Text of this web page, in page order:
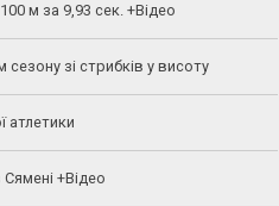
м за 9,93 сек. +Відео
зі стрибків у висоту
атлетики
+Відео